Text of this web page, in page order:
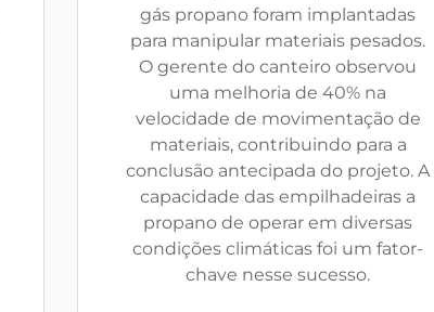
gás propano foram implantadas
para manipular materiais pesados.
O gerente do canteiro observou
uma melhoria de 40% na
velocidade de movimentação de
materiais, contribuindo para a
conclusão antecipada do projeto. A
capacidade das empilhadeiras a
propano de operar em diversas
condições climáticas foi um fator-
chave nesse sucesso.